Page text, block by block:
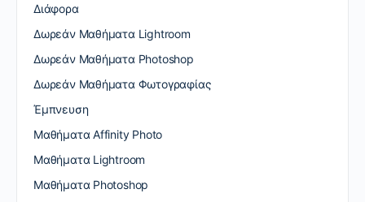
Διάφορα
Δωρεάν Μαθήματα Lightroom
Δωρεάν Μαθήματα Photoshop
Δωρεάν Μαθήματα Φωτογραφίας
Έμπνευση
Μαθήματα Affinity Photo
Μαθήματα Lightroom
Μαθήματα Photoshop